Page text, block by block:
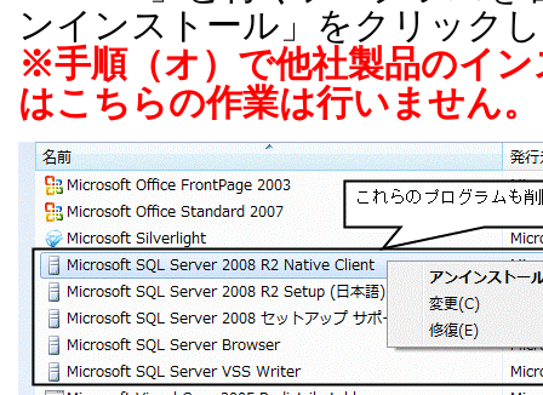
ンインストール」をクリック
※手順（オ）で他社製品のイ
はこちらの作業は行いません。